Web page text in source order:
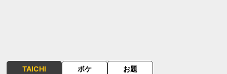
TAICHI ボケ お題